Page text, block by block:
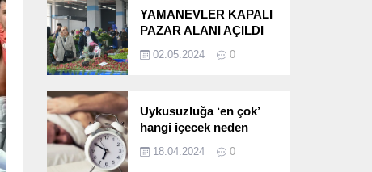
YAMANEVLER KAPALI
PAZAR ALANI AÇILDI
02.05.2024 0
Uykusuzluğa ‘en çok’
hangi içecek neden
18.04.2024 0